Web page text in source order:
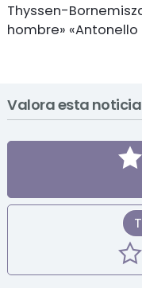
Thyssen-
hombre» «Antonello
Valora esta noticia